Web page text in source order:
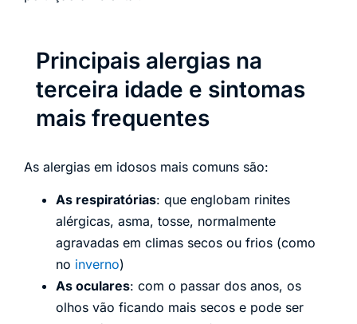
Principais alergias na
terceira idade e sintomas
mais frequentes
As alergias em idosos mais comuns são:
As respiratórias: que englobam rinites
alérgicas, asma, tosse, normalmente
agravadas em climas secos ou frios (como
no inverno)
As oculares: com o passar dos anos, os
olhos vão ficando mais secos e pode ser